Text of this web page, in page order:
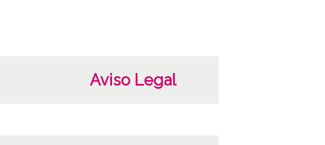
Aviso Legal